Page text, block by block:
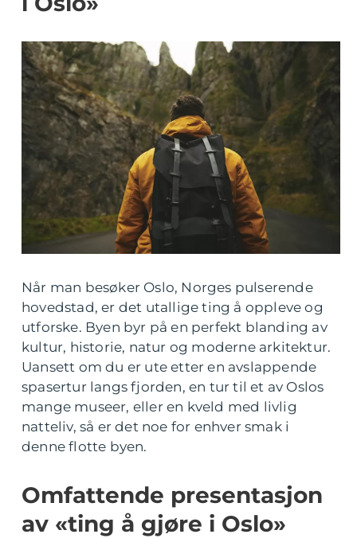
Når man besøker Oslo, Norges pulserende
hovedstad, er det utallige ting å oppleve og
utforske. Byen byr på en perfekt blanding av
kultur, historie, natur og moderne arkitektur.
Uansett om du er ute etter en avslappende
spasertur langs fjorden, en tur til et av Oslos
mange museer, eller en kveld med livlig
natteliv, så er det noe for enhver smak i
denne flotte byen.
Omfattende presentasjon
av «ting å gjøre i Oslo»